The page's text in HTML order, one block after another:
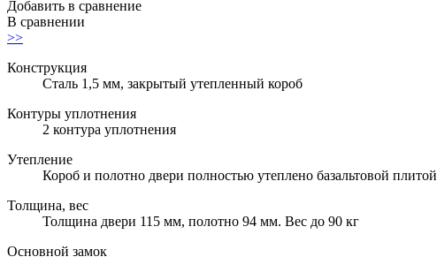
Добавить в сравнение
В сравнении
>>
Конструкция
Сталь 1,5 мм, закрытый утепленный короб
Контуры уплотнения
2 контура уплотнения
Утепление
Короб и полотно двери полностью утеплено базальтовой плитой
Толщина, вес
Толщина двери 115 мм, полотно 94 мм. Вес до 90 кг
Основной замок